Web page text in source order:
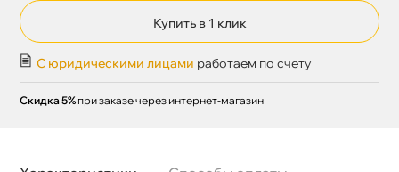
Купить в 1 клик
С юридическими лицами работаем по счету
Скидка 5% при заказе через интернет-магазин